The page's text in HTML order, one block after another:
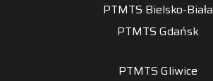
PTMTS Bielsko-Biała
PTMTS Gdańsk
PTMTS Gliwice